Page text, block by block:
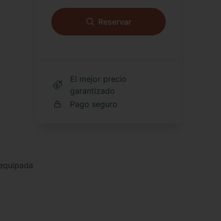
Reservar
El mejor precio
garantizado
Pago seguro